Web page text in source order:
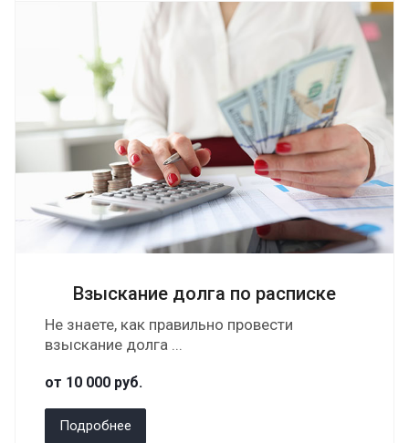
Взыскание долга по расписке
Не знаете, как правильно провести
взыскание долга ...
от 10 000 руб.
Подробнее